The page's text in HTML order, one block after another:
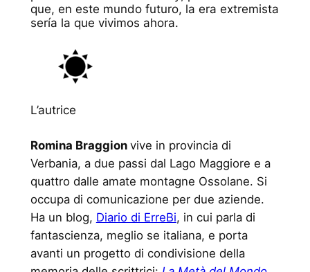
que, en este mundo futuro, la era extremista
sería la que vivimos ahora.
L’autrice
Romina Braggion vive in provincia di
Verbania, a due passi dal Lago Maggiore e a
quattro dalle amate montagne Ossolane. Si
occupa di comunicazione per due aziende.
Ha un blog, Diario di ErreBi, in cui parla di
fantascienza, meglio se italiana, e porta
avanti un progetto di condivisione della